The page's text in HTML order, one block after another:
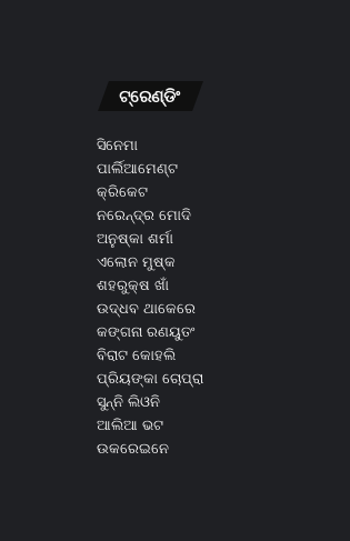
ଟ୍ରେଣ୍ଡିଂ
ସିନେମା
ପାର୍ଲିଆମେଣ୍ଟ
କ୍ରିକେଟ
ନରେନ୍ଦ୍ର ମୋଦି
ଅନୁଷ୍କା ଶର୍ମା
ଏଲୋନ ମୁଷ୍କ
ଶହରୁକ୍ଷ ଖାଁ
ଉଦ୍ଧବ ଥାକେରେ
କଙ୍ଗନା ରଣୟୁତଂ
ବିରାଟ କୋହଲି
ପ୍ରିୟଙ୍କା ଚୋପ୍ରା
ସୁନ୍ନି ଲିଓନି
ଆଲିଆ ଭଟ
ଉକରେଇନେ